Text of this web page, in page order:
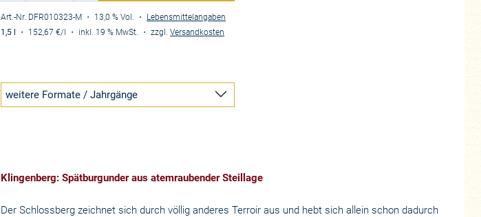
Art.-Nr. DFR010323-M ・ 13,0 % Vol. ・ Lebensmittelangaben
1,5 l ・ 152,67 €/l ・ inkl. 19 % MwSt. ・zzgl.Versandkosten
weitere Formate / Jahrgänge
Klingenberg: Spätburgunder aus atemraubender Steillage
Der Schlossberg zeichnet sich durch völlig anderes Terroir aus und hebt sich allein schon dadurch